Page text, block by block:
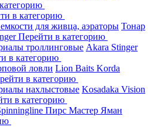
в категорию
для живца, аэраторы Тонар
Перейти в категорию
троллинговые Akara Stinger
в категорию
ловли Lion Baits Korda
в категорию
нахлыстовые Kosadaka Vision
в категорию
Пирс Мастер Яман